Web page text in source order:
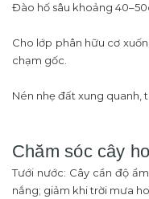
Đào hố sâu khoảng
Cho lớp phân hữu cơ
chạm gốc.
Nén nhẹ đất xung quanh,
Chăm sóc cây
Tưới nước: Cây cần độ
nắng; giảm khi trời mưa